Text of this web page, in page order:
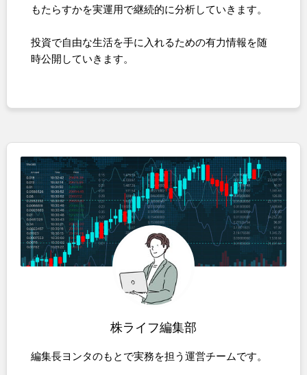
もたらすかを実運用で継続的に分析していきます。
投資で自由な生活を手に入れるための有力情報を随
時公開していきます。
株ライフ編集部
編集長ヨンタのもとで実務を担う運営チームです。